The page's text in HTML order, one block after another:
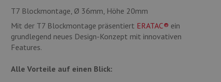
T7 Blockmontage, Ø 36mm, Höhe 20mm
Mit der T7 Blockmontage präsentiert ERATAC® ein
grundlegend neues Design-Konzept mit innovativen
Features.
Alle Vorteile auf einen Blick: